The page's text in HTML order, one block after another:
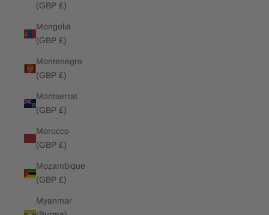
(GBP £)
Mongolia
(GBP £)
Montenegro
(GBP £)
Montserrat
(GBP £)
Morocco
(GBP £)
Mozambique
(GBP £)
Myanmar